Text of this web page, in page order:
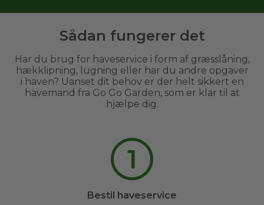
Sådan fungerer det
Har du brug for haveservice i form af græsslåning,
hækklipning, lugning eller har du andre opgaver
i haven? Uanset dit behov er der helt sikkert en
havemand fra Go Go Garden, som er klar til at
hjælpe dig.
1
Bestil haveservice